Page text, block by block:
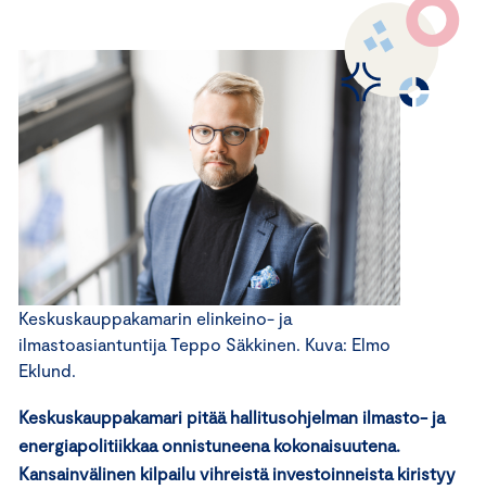
Keskuskauppakamarin elinkeino- ja
ilmastoasiantuntija Teppo Säkkinen. Kuva: Elmo
Eklund.
Keskuskauppakamari pitää hallitusohjelman ilmasto- ja
energiapolitiikkaa onnistuneena kokonaisuutena.
Kansainvälinen kilpailu vihreistä investoinneista kiristyy